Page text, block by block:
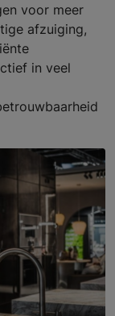
voor meer
afzuiging,
in veel